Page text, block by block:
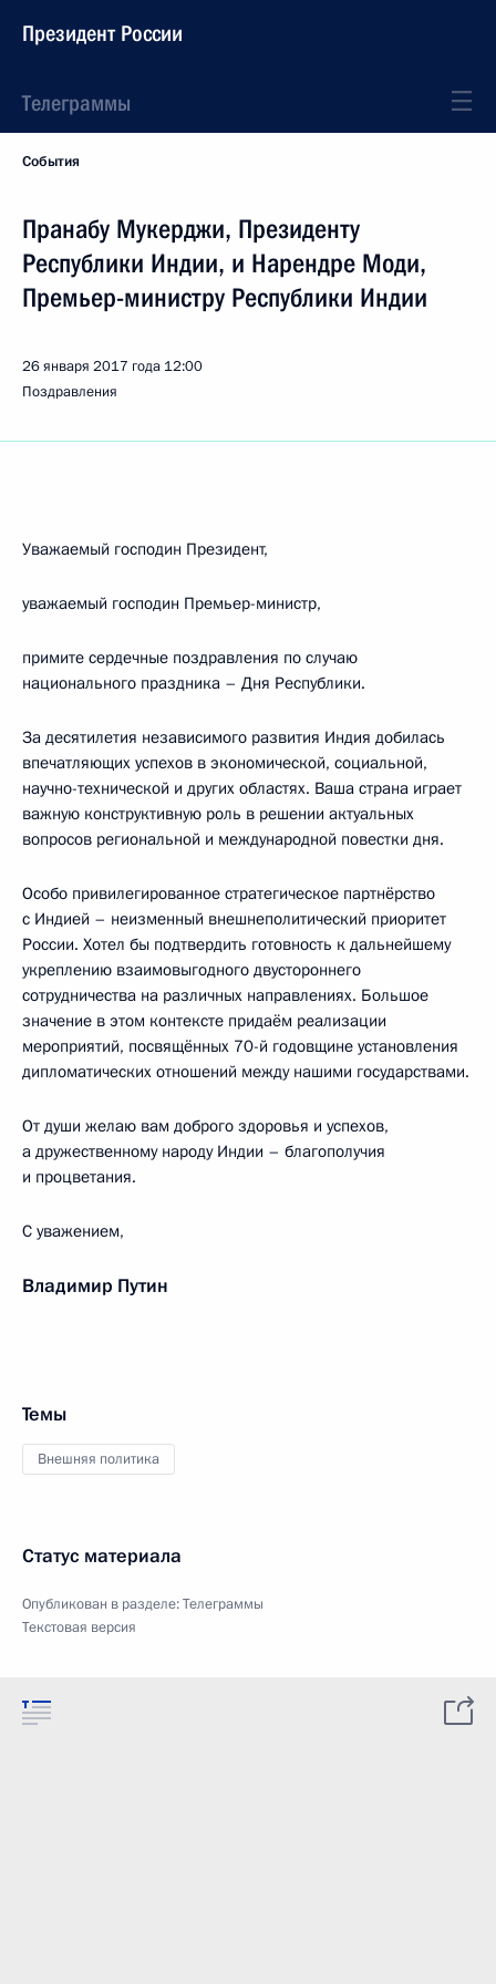
Президент России
Телеграммы
События
Пранабу Мукерджи, Президенту
Республики Индии, и Нарендре Моди,
Премьер-министру Республики Индии
26 января 2017 года 12:00
Поздравления
Уважаемый господин Президент,
уважаемый господин Премьер-министр,
примите сердечные поздравления по случаю
национального праздника – Дня Республики.
За десятилетия независимого развития Индия добилась
впечатляющих успехов в экономической, социальной,
научно-технической и других областях. Ваша страна играет
важную конструктивную роль в решении актуальных
вопросов региональной и международной повестки дня.
Особо привилегированное стратегическое партнёрство
с Индией – неизменный внешнеполитический приоритет
России. Хотел бы подтвердить готовность к дальнейшему
укреплению взаимовыгодного двустороннего
сотрудничества на различных направлениях. Большое
значение в этом контексте придаём реализации
мероприятий, посвящённых 70-й годовщине установления
дипломатических отношений между нашими государствами.
От души желаю вам доброго здоровья и успехов,
а дружественному народу Индии – благополучия
и процветания.
С уважением,
Владимир Путин
Темы
Внешняя политика
Статус материала
Опубликован в разделе:Телеграммы
Текстовая версия